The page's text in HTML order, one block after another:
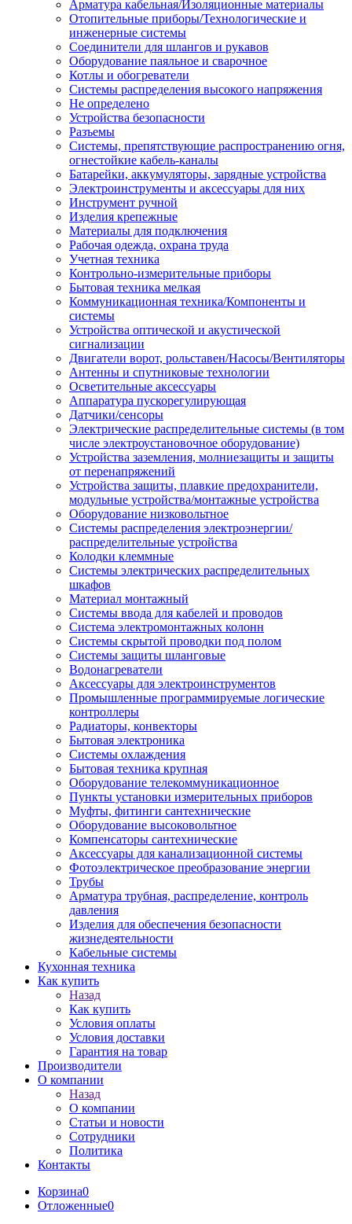
Арматура кабельная/Изоляционные материалы
Отопительные приборы/Технологические и
инженерные системы
Соединители для шлангов и рукавов
Оборудование паяльное и сварочное
Котлы и обогреватели
Системы распределения высокого напряжения
Не определено
Устройства безопасности
Разъемы
Системы, препятствующие распространению огня,
огнестойкие кабель-каналы
Батарейки, аккумуляторы, зарядные устройства
Электроинструменты и аксессуары для них
Инструмент ручной
Изделия крепежные
Материалы для подключения
Рабочая одежда, охрана труда
Учетная техника
Контрольно-измерительные приборы
Бытовая техника мелкая
Коммуникационная техника/Компоненты и
системы
Устройства оптической и акустической
сигнализации
Двигатели ворот, рольставен/Насосы/Вентиляторы
Антенны и спутниковые технологии
Осветительные аксессуары
Аппаратура пускорегулирующая
Датчики/сенсоры
Электрические распределительные системы (в том
числе электроустановочное оборудование)
Устройства заземления, молниезащиты и защиты
от перенапряжений
Устройства защиты, плавкие предохранители,
модульные устройства/монтажные устройства
Оборудование низковольтное
Системы распределения электроэнергии/
распределительные устройства
Колодки клеммные
Системы электрических распределительных
шкафов
Материал монтажный
Системы ввода для кабелей и проводов
Система электромонтажных колонн
Системы скрытой проводки под полом
Системы защиты шланговые
Водонагреватели
Аксессуары для электроинструментов
Промышленные программируемые логические
контроллеры
Радиаторы, конвекторы
Бытовая электроника
Системы охлаждения
Бытовая техника крупная
Оборудование телекоммуникационное
Пункты установки измерительных приборов
Муфты, фитинги сантехнические
Оборудование высоковольтное
Компенсаторы сантехнические
Аксессуары для канализационной системы
Фотоэлектрическое преобразование энергии
Трубы
Арматура трубная, распределение, контроль
давления
Изделия для обеспечения безопасности
жизнедеятельности
Кабельные системы
Кухонная техника
Как купить
Назад
Как купить
Условия оплаты
Условия доставки
Гарантия на товар
Производители
О компании
Назад
О компании
Статьи и новости
Сотрудники
Политика
Контакты
Корзина0
Отложенные0